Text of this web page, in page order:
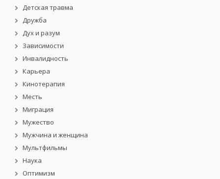
Детская травма
Дружба
Дух и разум
Зависимости
Инвалидность
Карьера
Кинотерапия
Месть
Миграция
Мужество
Мужчина и женщина
Мультфильмы
Наука
Оптимизм